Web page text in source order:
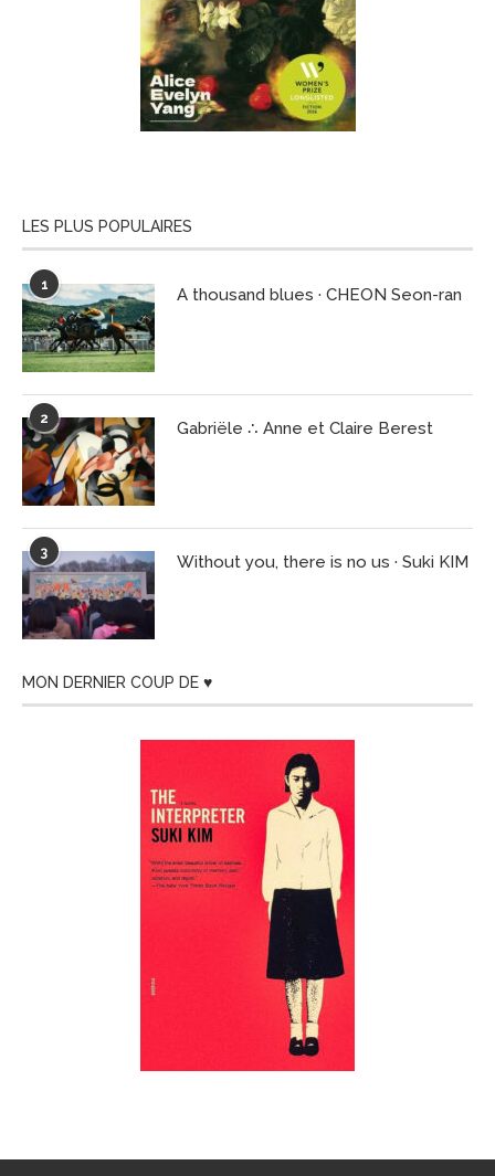
LES PLUS POPULAIRES
1 A thousand blues · CHEON Seon-ran
2 Gabriële ∴ Anne et Claire Berest
3 Without you, there is no us · Suki KIM
MON DERNIER COUP DE ♥